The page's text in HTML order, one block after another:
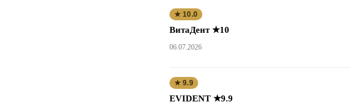
★ 10.0
ВитаДент ★10
06.07.2026
★ 9.9
EVIDENT ★9.9